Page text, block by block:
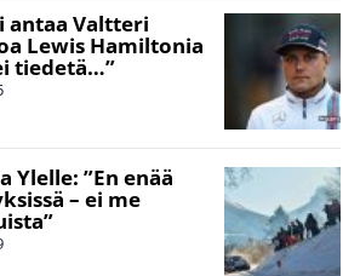
antaa Valtteri
Lewis Hamiltonia
tiedetä…”
Ylelle: ”En enää
– ei me